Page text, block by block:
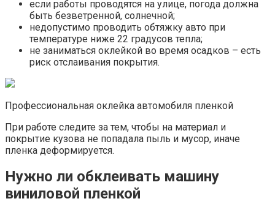
если работы проводятся на улице, погода должна
быть безветренной, солнечной;
недопустимо проводить обтяжку авто при
температуре ниже 22 градусов тепла;
не заниматься оклейкой во время осадков – есть
риск отслаивания покрытия.
Профессиональная оклейка автомобиля пленкой
При работе следите за тем, чтобы на материал и
покрытие кузова не попадала пыль и мусор, иначе
пленка деформируется.
Нужно ли обклеивать машину
виниловой пленкой